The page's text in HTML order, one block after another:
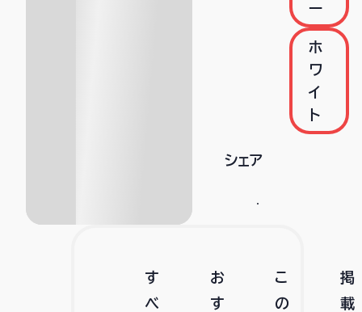
ー
ホ
ワ
イ
ト
シェア
す
べ
お
す
こ
の
掲
載